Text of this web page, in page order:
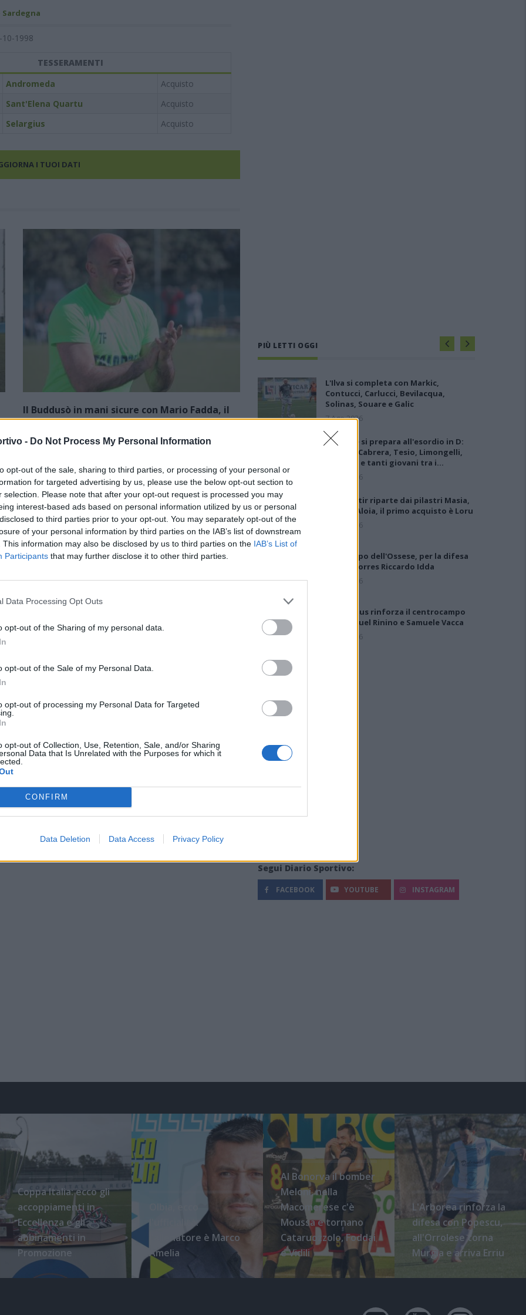
- Do Not Process My Personal Information
opt-out of the sale, sharing to third parties, or processing of your personal or
for targeted advertising by us, please use the below opt-out section to
selection. Please note that after your opt-out request is processed you may
interest-based ads based on personal information utilized by us or personal
to third parties prior to your opt-out. You may separately opt-out of the
of your personal information by third parties on the IAB’s list of downstream
This information may also be disclosed by us to third parties on the IAB’s List of
Participants that may further disclose it to other third parties.
Data Processing Opt Outs
opt-out of the Sharing of my personal data.
opt-out of the Sale of my Personal Data.
opt-out of processing my Personal Data for Targeted
opt-out of Collection, Use, Retention, Sale, and/or Sharing
Data that Is Unrelated with the Purposes for which it
CONFIRM
Data Deletion Data Access Privacy Policy
10-1998
TESSERAMENTI
Andromeda
Acquisto
Sant'Elena Quartu
Acquisto
Selargius Acquisto
I TUOI DATI
Il Buddusò in mani sicure con Mario Fadda, il
Monte Alma riparte da Ivano Falchi
5 Ago 2026
luglio, inizia ufficialmente la stagione 2026-27 e per le
squadre di Promozione girone B arrivano anche le chiusure
delle trattative…
Colpo dell'Uta con Pisano e arriva
anche Serra, tripletta Cus Cagliari
con Piroddi, Angiargia e Nenna
duro
4 Ago 2026
con Samuele Pinna
Il Sant'Elena si riprende il difensore
PIÙ LETTI OGGI
L'Ilva si completa con Markic,
Contucci, Carlucci, Bevilacqua,
Solinas, Souare e Galic
7 Ago 2026
L'Ossese si prepara all'esordio in D:
Forzati, Cabrera, Tesio, Limongelli,
Bolzicco e tanti giovani tra i…
7 Ago 2026
Il Monastir riparte dai pilastri Masia,
Pinna e Aloia, il primo acquisto è Loru
7 Ago 2026
Gran colpo dell'Ossese, per la difesa
c'è l'ex Torres Riccardo Idda
7 Ago 2026
Il Selargius rinforza il centrocampo
con Manuel Rinino e Samuele Vacca
6 Ago 2026
Segui Diario Sportivo:
FACEBOOK YOUTUBE INSTAGRAM
Coppa Italia: ecco gli
accoppiamenti in
Eccellenza e gli
abbinamenti in
Promozione
l'ufficialità:
l'allenatore è Marco
Amelia
Al Bonorva il bomber
Meloni, nella
Macomerese c'è
Moussa e tornano
Cataruozzolo, Foddai
e Vidili
L'Arborea rinforza la
difesa con Popescu,
all'Orrolese torna
Murgia e arriva Erriu